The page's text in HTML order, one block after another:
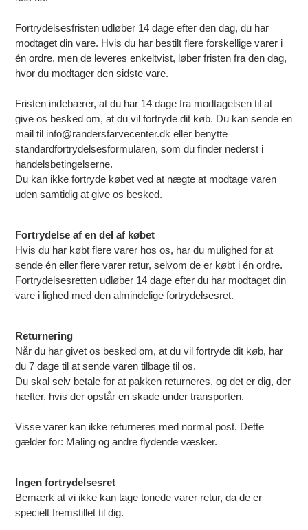
Fortrydelsesfristen udløber 14 dage efter den dag, du har
modtaget din vare. Hvis du har bestilt flere forskellige varer i
én ordre, men de leveres enkeltvist, løber fristen fra den dag,
hvor du modtager den sidste vare.
Fristen indebærer, at du har 14 dage fra modtagelsen til at
give os besked om, at du vil fortryde dit køb. Du kan sende en
mail til info@randersfarvecenter.dk eller benytte
standardfortrydelsesformularen, som du finder nederst i
handelsbetingelserne.
Du kan ikke fortryde købet ved at nægte at modtage varen
uden samtidig at give os besked.
Fortrydelse af en del af købet
Hvis du har købt flere varer hos os, har du mulighed for at
sende én eller flere varer retur, selvom de er købt i én ordre.
Fortrydelsesretten udløber 14 dage efter du har modtaget din
vare i lighed med den almindelige fortrydelsesret.
Returnering
Når du har givet os besked om, at du vil fortryde dit køb, har
du 7 dage til at sende varen tilbage til os.
Du skal selv betale for at pakken returneres, og det er dig, der
hæfter, hvis der opstår en skade under transporten.
Visse varer kan ikke returneres med normal post. Dette
gælder for: Maling og andre flydende væsker.
Ingen fortrydelsesret
Bemærk at vi ikke kan tage tonede varer retur, da de er
specielt fremstillet til dig.